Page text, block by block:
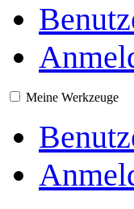
Meine Werkzeuge